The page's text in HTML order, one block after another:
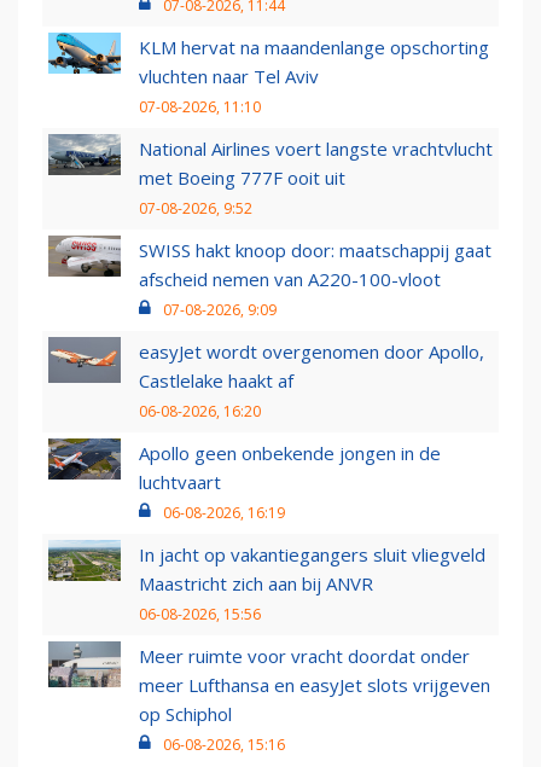
07-08-2026, 11:44
KLM hervat na maandenlange opschorting
vluchten naar Tel Aviv
07-08-2026, 11:10
National Airlines voert langste vrachtvlucht
met Boeing 777F ooit uit
07-08-2026, 9:52
SWISS hakt knoop door: maatschappij gaat
afscheid nemen van A220-100-vloot
07-08-2026, 9:09
easyJet wordt overgenomen door Apollo,
Castlelake haakt af
06-08-2026, 16:20
Apollo geen onbekende jongen in de
luchtvaart
06-08-2026, 16:19
In jacht op vakantiegangers sluit vliegveld
Maastricht zich aan bij ANVR
06-08-2026, 15:56
Meer ruimte voor vracht doordat onder
meer Lufthansa en easyJet slots vrijgeven
op Schiphol
06-08-2026, 15:16